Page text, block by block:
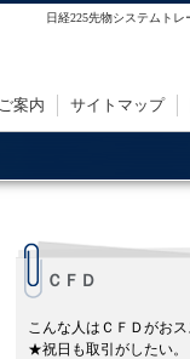
日経225先物システムト
案内 サイトマップ
ＣＦＤ
こんな人はＣＦＤがおス
★祝日も取引がしたい。